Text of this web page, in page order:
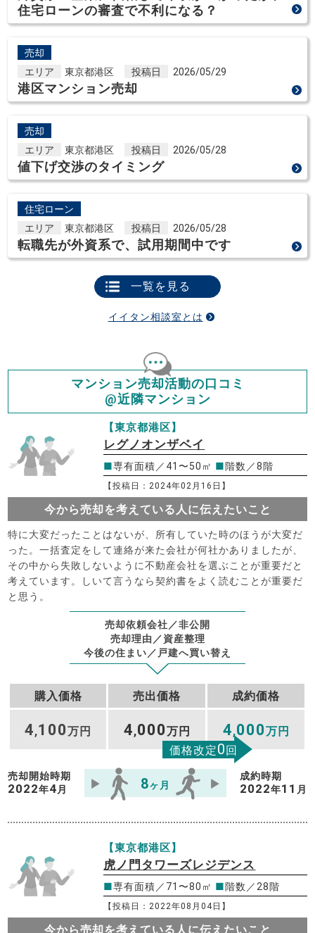
住宅ローンの審査で不利になる？
売却
エリア
東京都港区 投稿日 2026/05/29
港区マンション売却
売却
エリア
東京都港区 投稿日 2026/05/28
値下げ交渉のタイミング
住宅ローン
エリア
東京都港区 投稿日 2026/05/28
転職先が外資系で、試用期間中です
一覧を見る
イイタン相談室とは
マンション売却活動の口コミ
@近隣マンション
【東京都港区】
レグノオンザベイ
■専有面積／41〜50㎡ ■階数／8階
【投稿日：2024年02月16日】
今から売却を考えている人に伝えたいこと
特に大変だったことはないが、所有していた時のほうが大変だ
った。一括査定をして連絡が来た会社が何社かありましたが、
その中から失敗しないように不動産会社を選ぶことが重要だと
考えています。しいて言うなら契約書をよく読むことが重要だ
と思う。
売却依頼会社／非公開
売却理由／資産整理
今後の住まい／戸建へ買い替え
購入価格 売出価格 成約価格
4,100万円 4,000万円 4,000万円
価格改定0回
売却開始時期
2022年4 月 8ヶ月
成約時期
2022年11 月
【東京都港区】
虎ノ門タワーズレジデンス
■専有面積／71〜80㎡ ■階数／28階
【投稿日：2022年08月04日】
今から売却を考えている人に伝えたいこと